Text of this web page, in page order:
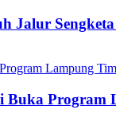
Jalur
Buka